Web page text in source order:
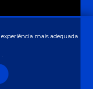
mais adequada
.